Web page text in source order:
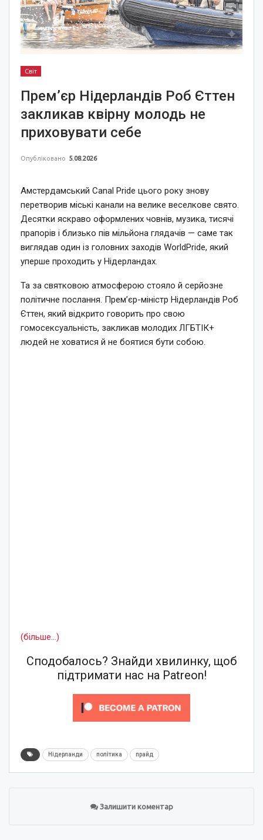
Світ
Прем’єр Нідерландів Роб Єттен
закликав квірну молодь не
приховувати себе
Опубліковано 5.08.2026
Амстердамський Canal Pride цього року знову
перетворив міські канали на велике веселкове свято.
Десятки яскраво оформлених човнів, музика, тисячі
прапорів і близько пів мільйона глядачів — саме так
виглядав один із головних заходів WorldPride, який
уперше проходить у Нідерландах.
Та за святковою атмосферою стояло й серйозне
політичне послання. Прем’єр-міністр Нідерландів Роб
Єттен, який відкрито говорить про свою
гомосексуальність, закликав молодих ЛГБТІК+
людей не ховатися й не боятися бути собою.
(більше…)
Сподобалось? Знайди хвилинку, щоб
підтримати нас на Patreon!
Нідерланди політика прайд
Залишити коментар